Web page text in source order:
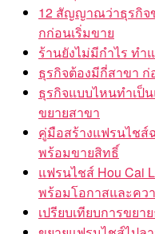
12 สัญญาณว่าธุรกิจ
กก่อนเริ่มขาย
ร้านยังไม่มีกำไร ท
ธุรกิจต้องมีกี่สาขา
ธุรกิจแบบไหนทำเป็
ขยายสาขา
คู่มือสร้างแฟรนไชส์
พร้อมขายสิทธิ์
แฟรนไชส์ Hou Cai
พร้อมโอกาสและคว
เปรียบเทียบการขยา